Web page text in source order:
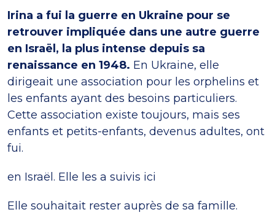
Irina a fui la guerre en Ukraine pour se
retrouver impliquée dans une autre guerre
en Israël, la plus intense depuis sa
renaissance en 1948. En Ukraine, elle
dirigeait une association pour les orphelins et
les enfants ayant des besoins particuliers.
Cette association existe toujours, mais ses
enfants et petits-enfants, devenus adultes, ont
fui.
en Israël. Elle les a suivis ici
Elle souhaitait rester auprès de sa famille.